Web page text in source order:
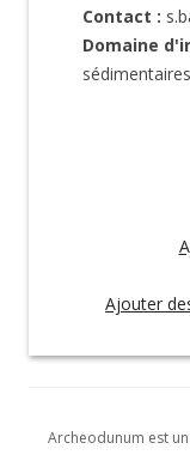
Contact :
Domaine
sédimentaires
Ajouter
Archeodunum est